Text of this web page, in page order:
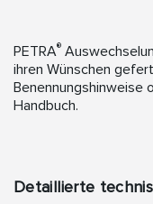
PETRA®
ihren Wünschen
Benennungshinweise
Handbuch.
Detaillierte